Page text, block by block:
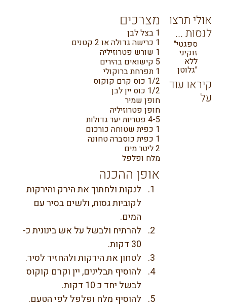
אולי תרצו
לנסות ...
ספגטי"
זוקיני
ללא
גלוטן"
קיראו עוד
על
מצרכים
1 בצל לבן
1 כרישה גדולה או 2 קטנים
1 שורש פטרוזיליה
5 קישואים בהירים
1 תפרחת ברוקולי
1/2 כוס קרם קוקוס
1/2 כוס יין לבן
חופן שמיר
חופן פטרוזיליה
4-5 פטריות יער גדולות
1 כפית שטוחה כורכום
1 כפית כוסברה טחונה
2 ליטר מים
מלח ופלפל
אופן ההכנה
לנקות ולחתוך את הירק והירקות
לקוביות גסות, ולשים בסיר עם
המים.
להרתיח ולבשל על אש בינונית כ-
30 דקות.
לטחון את הירקות ולהחזיר לסיר.
להוסיף תבלינים, יין וקרם קוקוס
לבשל יחד כ 10 דקות.
להוסיף מלח ופלפל לפי הטעם.